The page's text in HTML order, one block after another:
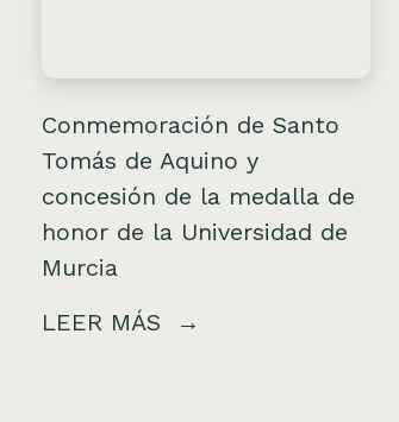
Conmemoración de Santo
Tomás de Aquino y
concesión de la medalla de
honor de la Universidad de
Murcia
LEER MÁS